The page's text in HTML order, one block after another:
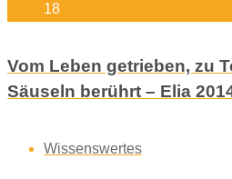
18
Vom Leben getrieben, zu
Säuseln berührt – Elia
Wissenswertes